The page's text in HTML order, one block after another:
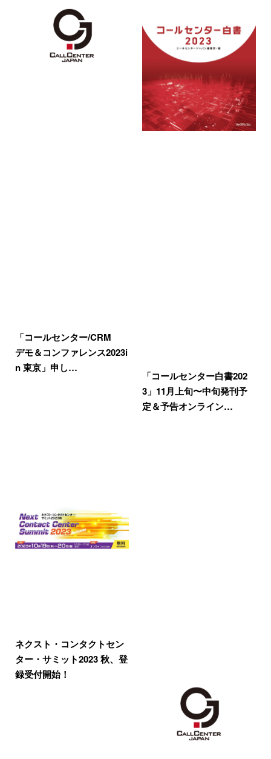
「コールセンター/CRM
デモ＆コンファレンス2023i
n 東京」申し…
「コールセンター白書202
3」11月上旬〜中旬発刊予
定＆予告オンライン…
ネクスト・コンタクトセン
ター・サミット2023 秋、登
録受付開始！